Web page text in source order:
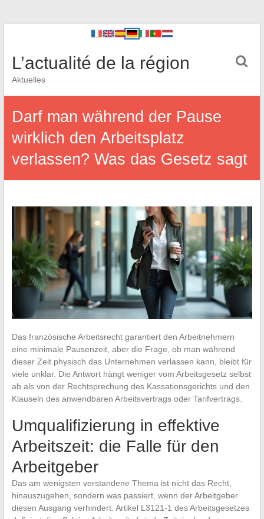
L’actualité de la région
Aktuelles
Darf man während der Pause
wirklich den Arbeitsplatz
verlassen? Was das Gesetz sagt
Das französische Arbeitsrecht garantiert den Arbeitnehmern
eine minimale Pausenzeit, aber die Frage, ob man während
dieser Zeit physisch das Unternehmen verlassen kann, bleibt für
viele unklar. Die Antwort hängt weniger vom Arbeitsgesetz selbst
ab als von der Rechtsprechung des Kassationsgerichts und den
Klauseln des anwendbaren Arbeitsvertrags oder Tarifvertrags.
Umqualifizierung in effektive
Arbeitszeit: die Falle für den
Arbeitgeber
Das am wenigsten verstandene Thema ist nicht das Recht,
hinauszugehen, sondern was passiert, wenn der Arbeitgeber
diesen Ausgang verhindert. Artikel L3121-1 des Arbeitsgesetzes